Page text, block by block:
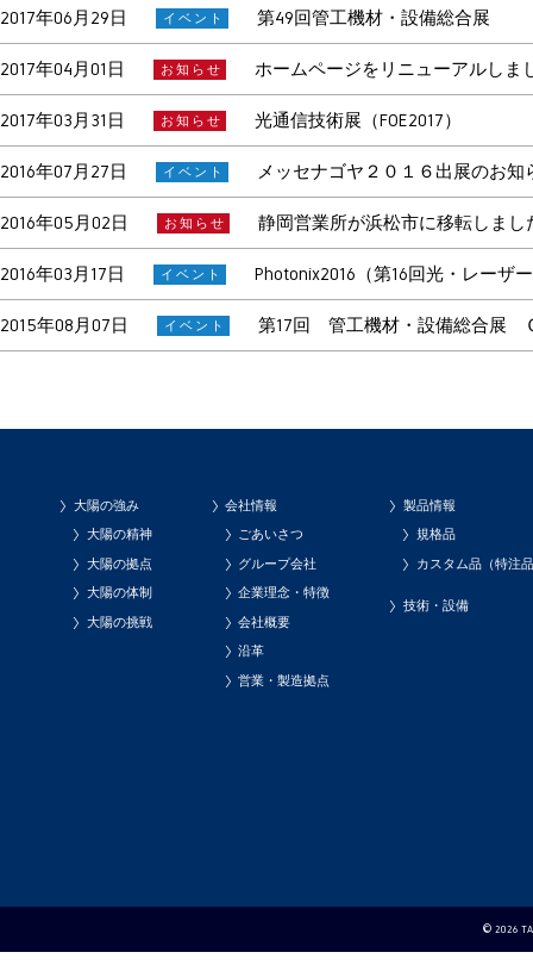
2017年06月29日 イベント 第49回管工機材・設備総合展
2017年04月01日 お知らせ ホームページをリニューアルしま
2017年03月31日 お知らせ 光通信技術展（FOE2017）
2016年07月27日 イベント メッセナゴヤ２０１６出展のお
2016年05月02日 お知らせ 静岡営業所が浜松市に移転しまし
2016年03月17日 イベント Photonix2016（第16回光・レーザ
2015年08月07日 イベント 第17回 管工機材・設備総合展
大陽の強み
大陽の精神
大陽の拠点
大陽の体制
大陽の挑戦
会社情報
ごあいさつ
グループ会社
企業理念・特徴
会社概要
沿革
営業・製造拠点
製品情報
規格品
カスタム品（特注
技術・設備
© 2026